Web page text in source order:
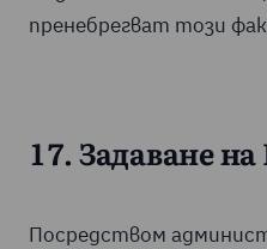
пренебрегват този
17. Задаване
Посредством